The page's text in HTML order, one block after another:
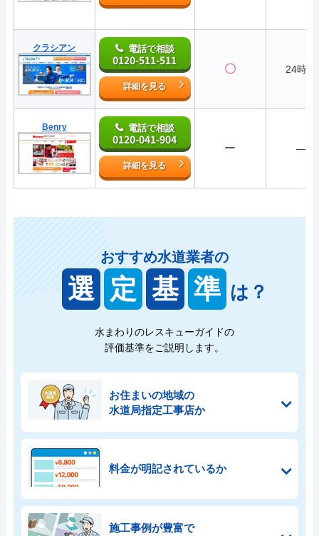
クラシアン 電話で相談
0120-511-511
詳細を見る
〇 24時間
Benry 電話で相談
0120-041-904
詳細を見る
ー ―
おすすめ水道業者の
選 定 基 準 は？
水まわりのレスキューガイドの
評価基準をご説明します。
お住まいの地域の
水道局指定工事店か
料金が明記されているか
施工事例が豊富で